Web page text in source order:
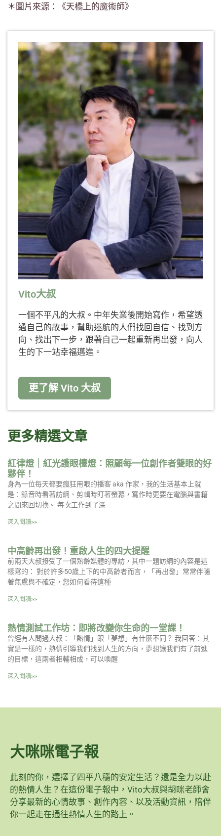
＊圖片來源：《天橋上的魔術師》
Vito大叔
一個不平凡的大叔。中年失業後開始寫作，希望透
過自己的故事，幫助迷航的人們找回自信、找到方
向、找出下一步，跟著自己一起重新再出發，向人
生的下一站幸福邁進。
更了解 Vito 大叔
更多精選文章
紅律燈｜紅光護眼檯燈：照顧每一位創作者雙眼的好
夥伴！
身為一位每天都要瘋狂用眼的播客 aka 作家，我的生活基本上就
是：錄音時看著訪綱、剪輯時盯著螢幕，寫作時更要在電腦與書籍
之間來回切換。 每次工作到了深
深入閱讀>>
中高齡再出發！重啟人生的四大提醒
前兩天大叔接受了一個熟齡媒體的專訪，其中一題訪綱的內容是這
樣寫的： 對於許多50歲上下的中高齡者而言，「再出發」常常伴隨
著焦慮與不確定，您如何看待這種
深入閱讀>>
熱情測試工作坊：即將改變你生命的一堂課！
曾經有人問過大叔：「熱情」跟「夢想」有什麼不同？ 我回答：其
實是一樣的，熱情引導我們找到人生的方向，夢想讓我們有了前進
的目標，這兩者相輔相成，可以喚醒
深入閱讀>>
大咪咪電子報
此刻的你，選擇了四平八穩的安定生活？還是全力以赴
的熱情人生？在這份電子報中，Vito大叔與胡咪老師會
分享最新的心情故事、創作內容、以及活動資訊，陪伴
你一起走在通往熱情人生的路上。